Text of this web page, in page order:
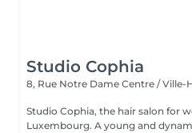
Studio Cophia
8, Rue Notre Dame Centre / Ville-
Studio Cophia, the hair salon for
Luxembourg. A young and